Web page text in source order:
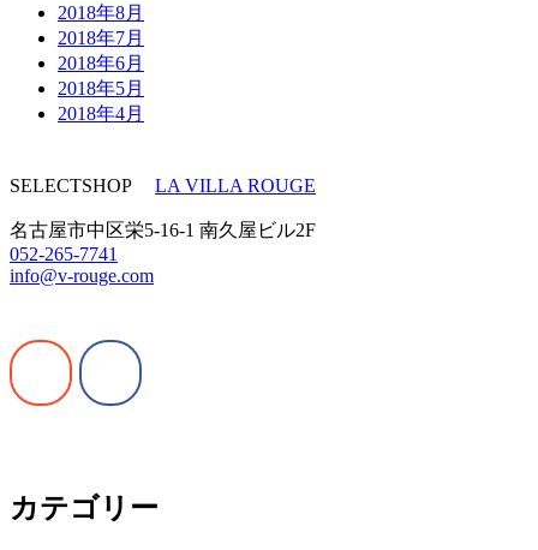
2018年8月
2018年7月
2018年6月
2018年5月
2018年4月
SELECTSHOP LA VILLA ROUGE
名古屋市中区栄5-16-1 南久屋ビル2F
052-265-7741
info@v-rouge.com
カテゴリー